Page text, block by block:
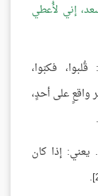
إني لأُعطي
واقعٍ على أحدٍ،
إذا كان